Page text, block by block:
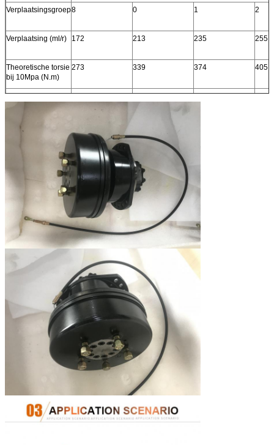
Verplaatsingsgroep8 0 1 2
Verplaatsing (ml/r) 172 213 235 255
Theoretische torsie
bij 10Mpa (N.m)
273 339 374 405
Geschatte snelheid200 200 160 160
Geschatte druk
(Mpa)
Geschatte torsie
550
Max.pressure
31.5 31.5
Max.torque (N.m) 650
Snelheidswaaier
(r/min)
0-390 0-285
Max.power (kW)
De standaardverplaatsing is 18kW (HMSE02 22kW),
veranderlijke verplaatsings prioritaire omwenteling 12kW
geen prioriteit is 9kW (HMSE02 11kW)